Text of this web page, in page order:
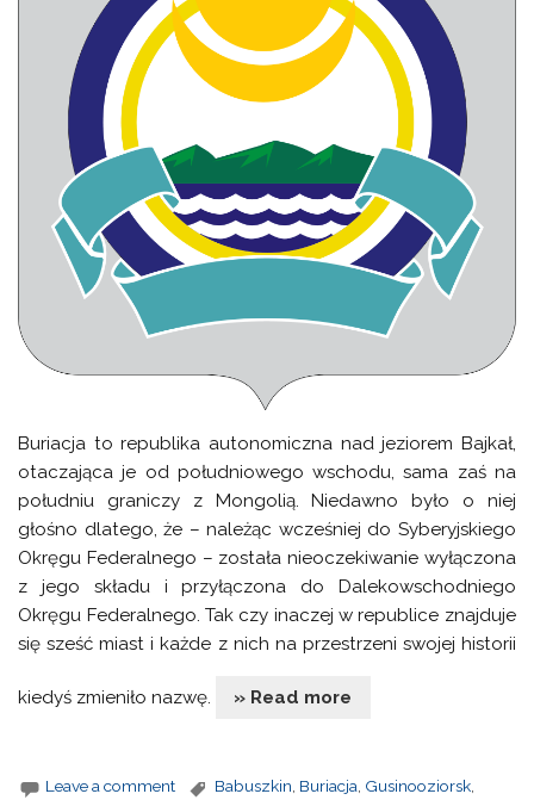
Buriacja to republika autonomiczna nad jeziorem Bajkał,
otaczająca je od południowego wschodu, sama zaś na
południu graniczy z Mongolią. Niedawno było o niej
głośno dlatego, że – należąc wcześniej do Syberyjskiego
Okręgu Federalnego – została nieoczekiwanie wyłączona
z jego składu i przyłączona do Dalekowschodniego
Okręgu Federalnego. Tak czy inaczej w republice znajduje
się sześć miast i każde z nich na przestrzeni swojej historii
kiedyś zmieniło nazwę. » Read more
Leave a comment Babuszkin, Buriacja, Gusinooziorsk,